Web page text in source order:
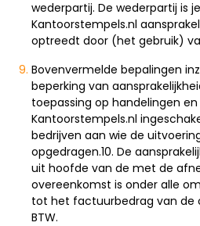
wederpartij. De wederpartij is
Kantoorstempels.nl
optreedt door (het gebruik)
Bovenvermelde bepalingen
beperking van
toepassing op handelingen
Kantoorstempels.nl
bedrijven aan wie de
opgedragen.10. De
uit hoofde van de met de
overeenkomst is onder alle
tot het factuurbedrag van de
BTW.